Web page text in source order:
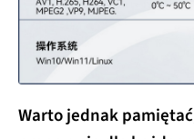
Warto jednak